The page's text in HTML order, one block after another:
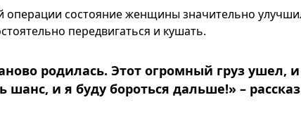
операции состояние женщины значительно
передвигаться и кушать.
родилась. Этот огромный груз ушел,
шанс, и я буду бороться дальше!» –